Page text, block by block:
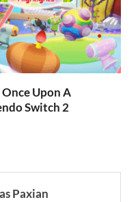
Upon A
Switch 2
Paxian